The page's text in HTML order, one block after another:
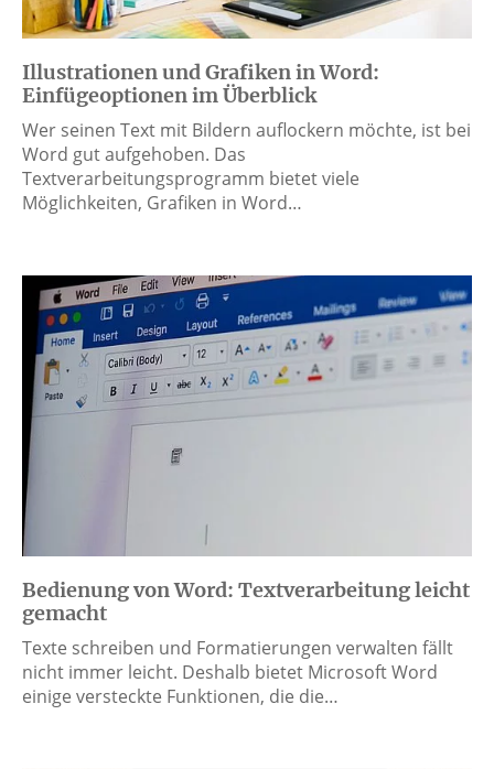
Illustrationen und Grafiken in Word:
Einfügeoptionen im Überblick
Wer seinen Text mit Bildern auflockern möchte, ist bei
Word gut aufgehoben. Das
Textverarbeitungsprogramm bietet viele
Möglichkeiten, Grafiken in Word…
Bedienung von Word: Textverarbeitung leicht
gemacht
Texte schreiben und Formatierungen verwalten fällt
nicht immer leicht. Deshalb bietet Microsoft Word
einige versteckte Funktionen, die die…